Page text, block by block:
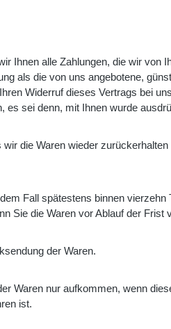
Ihnen alle Zahlungen, die wir
als die von uns angebotene,
Widerruf dieses Vertrags bei
es sei denn, mit Ihnen wurde
die Waren wieder
Fall spätestens binnen
Sie die Waren vor Ablauf der Frist
der Waren.
Waren nur aufkommen, wenn
ist.